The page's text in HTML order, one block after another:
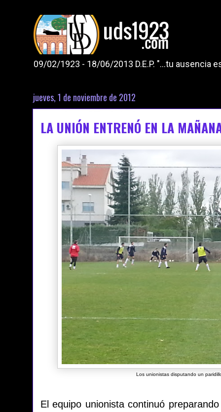
09/02/1923 - 18/06/2013 D.E.P. "...tu ausencia
jueves, 1 de noviembre de 2012
LA UNIÓN ENTRENÓ EN LA
Los unionistas disputando un
El equipo unionista continuó